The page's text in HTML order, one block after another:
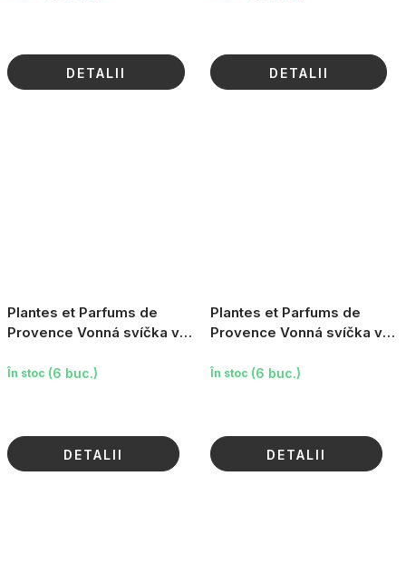
DETALII DETALII
Plantes et Parfums de
Provence Vonná svíčka v
180g
În stoc (6 buc.)
DETALII
Plantes et Parfums de
Provence Vonná svíčka v
Hibiscus, 180g
În stoc (6 buc.)
DETALII